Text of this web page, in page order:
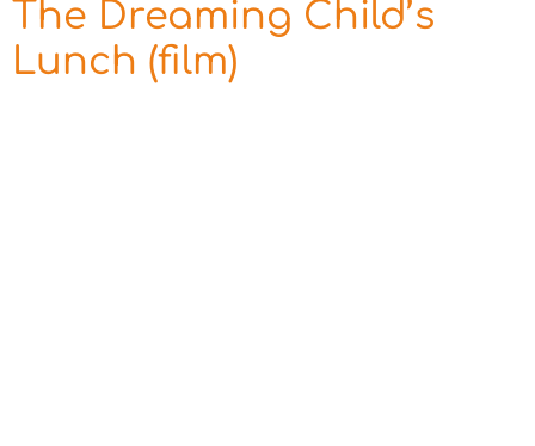
The Dreaming Child’s
Lunch (film)